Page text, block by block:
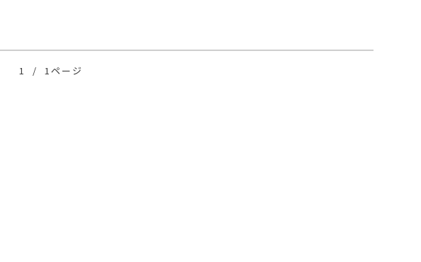
1 / 1ページ